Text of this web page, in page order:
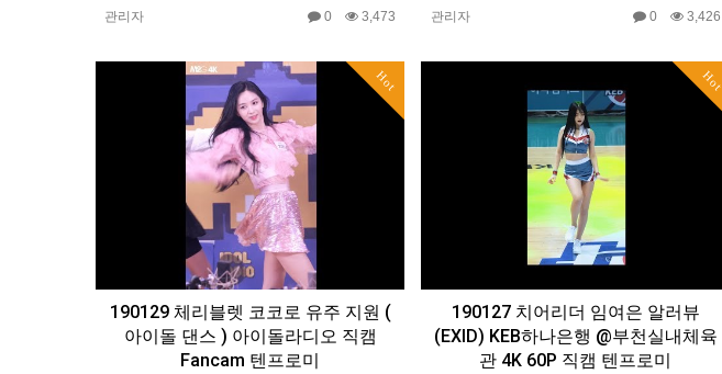
관리자 0 3,473 관리자 0 3,426
Hot
190129 체리블렛 코코로 유주 지원 (
아이돌 댄스 ) 아이돌라디오 직캠
Fancam 텐프로미
Hot
190127 치어리더 임여은 알러뷰
(EXID) KEB하나은행 @부천실내체육
관 4K 60P 직캠 텐프로미